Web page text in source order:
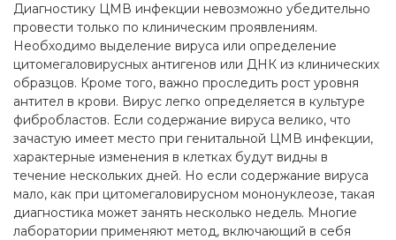
Диагностику ЦМВ инфекции невозможно убедительно
провести только по клиническим проявлениям.
Необходимо выделение вируса или определение
цитомегаловирусных антигенов или ДНК из клинических
образцов. Кроме того, важно проследить рост уровня
антител в крови. Вирус легко определяется в культуре
фибробластов. Если содержание вируса велико, что
зачастую имеет место при генитальной ЦМВ инфекции,
характерные изменения в клетках будут видны в
течение нескольких дней. Но если содержание вируса
мало, как при цитомегаловирусном мононуклеозе, такая
диагностика может занять несколько недель. Многие
лаборатории применяют метод, включающий в себя